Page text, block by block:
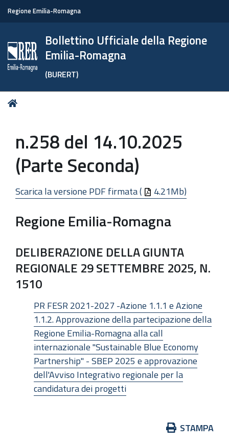
Regione Emilia-Romagna
Bollettino Ufficiale della Regione
Emilia-Romagna
(BURERT)
Tu
n.258 del 14.10.2025
(Parte Seconda)
Scarica la versione PDF firmata ( 4.21Mb)
Regione Emilia-Romagna
DELIBERAZIONE DELLA GIUNTA
REGIONALE 29 SETTEMBRE 2025, N.
1510
PR FESR 2021-2027 -Azione 1.1.1 e Azione
1.1.2. Approvazione della partecipazione della
Regione Emilia-Romagna alla call
internazionale "Sustainable Blue Economy
Partnership" - SBEP 2025 e approvazione
dell'Avviso Integrativo regionale per la
candidatura dei progetti
STAMPA